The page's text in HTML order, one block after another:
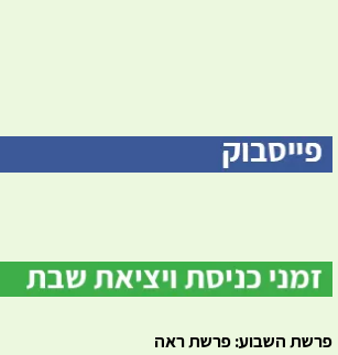
פרשת השבוע: פרשת ראה